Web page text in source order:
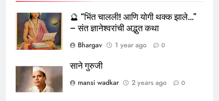
🔮 “भिंत चालली! आणि योगी थक्क झाले…”
– संत ज्ञानेश्वरांची अद्भुत कथा
Bhargav
1 year ago 0
साने गुरुजी
mansi wadkar
2 years ago 0